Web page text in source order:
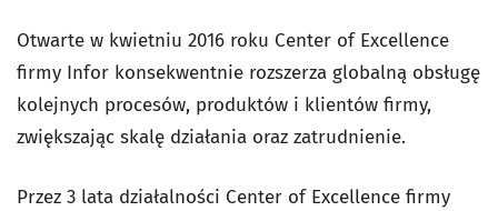
Otwarte w kwietniu 2016 roku Center of Excellence
firmy Infor konsekwentnie rozszerza globalną obsługę
kolejnych procesów, produktów i klientów firmy,
zwiększając skalę działania oraz zatrudnienie.
Przez 3 lata działalności Center of Excellence firmy